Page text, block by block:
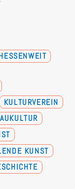
KULTURVEREIN
KUNST